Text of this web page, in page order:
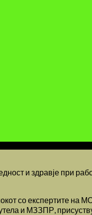
и здравје при
со експертите на
и МЗЗПР,